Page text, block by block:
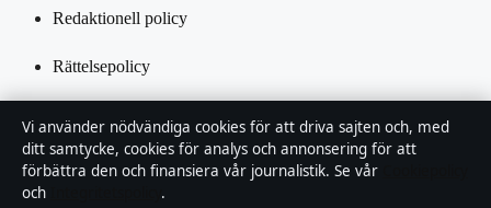
Redaktionell policy
Rättelsepolicy
Integritetspolicy
Vi använder nödvändiga cookies för att driva sajten och, med
ditt samtycke, cookies för analys och annonsering för att
förbättra den och finansiera vår journalistik. Se vår
och
.